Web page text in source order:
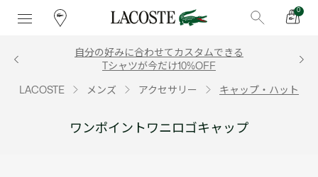
0
自分の好みに合わせてカスタムできる
Tシャツが今だけ10%OFF
LACOSTE メンズ アクセサリー キャップ・ハット
ワンポイントワニロゴキャップ